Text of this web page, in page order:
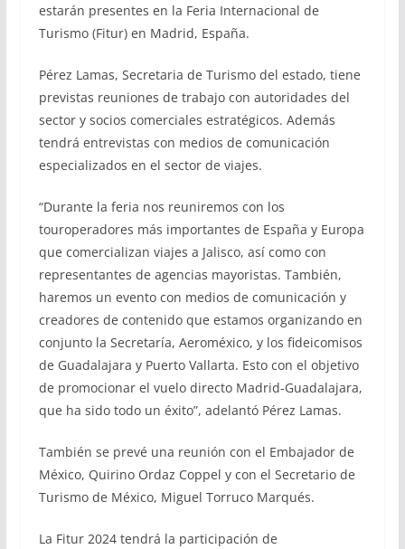
estarán presentes en la Feria Internacional de
Turismo (Fitur) en Madrid, España.
Pérez Lamas, Secretaria de Turismo del estado, tiene
previstas reuniones de trabajo con autoridades del
sector y socios comerciales estratégicos. Además
tendrá entrevistas con medios de comunicación
especializados en el sector de viajes.
“Durante la feria nos reuniremos con los
touroperadores más importantes de España y Europa
que comercializan viajes a Jalisco, así como con
representantes de agencias mayoristas. También,
haremos un evento con medios de comunicación y
creadores de contenido que estamos organizando en
conjunto la Secretaría, Aeroméxico, y los fideicomisos
de Guadalajara y Puerto Vallarta. Esto con el objetivo
de promocionar el vuelo directo Madrid-Guadalajara,
que ha sido todo un éxito”, adelantó Pérez Lamas.
También se prevé una reunión con el Embajador de
México, Quirino Ordaz Coppel y con el Secretario de
Turismo de México, Miguel Torruco Marqués.
La Fitur 2024 tendrá la participación de